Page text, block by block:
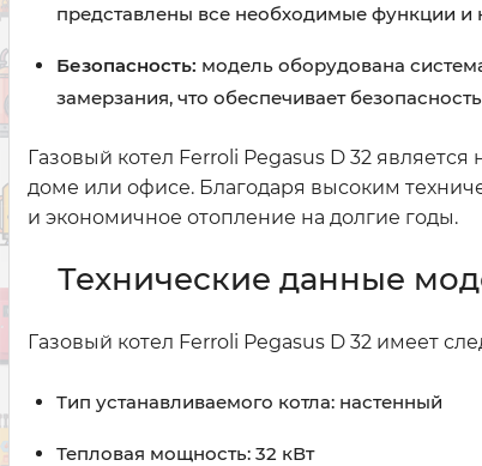
представлены все необходимые функции
Безопасность: модель оборудована
замерзания, что обеспечивает
Газовый котел Ferroli Pegasus D 32
доме или офисе. Благодаря высоким
и экономичное отопление на долгие годы.
Технические данные
Газовый котел Ferroli Pegasus D 32 имеет
Тип устанавливаемого котла: настенный
Тепловая мощность: 32 кВт